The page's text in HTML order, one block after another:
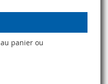
panier ou